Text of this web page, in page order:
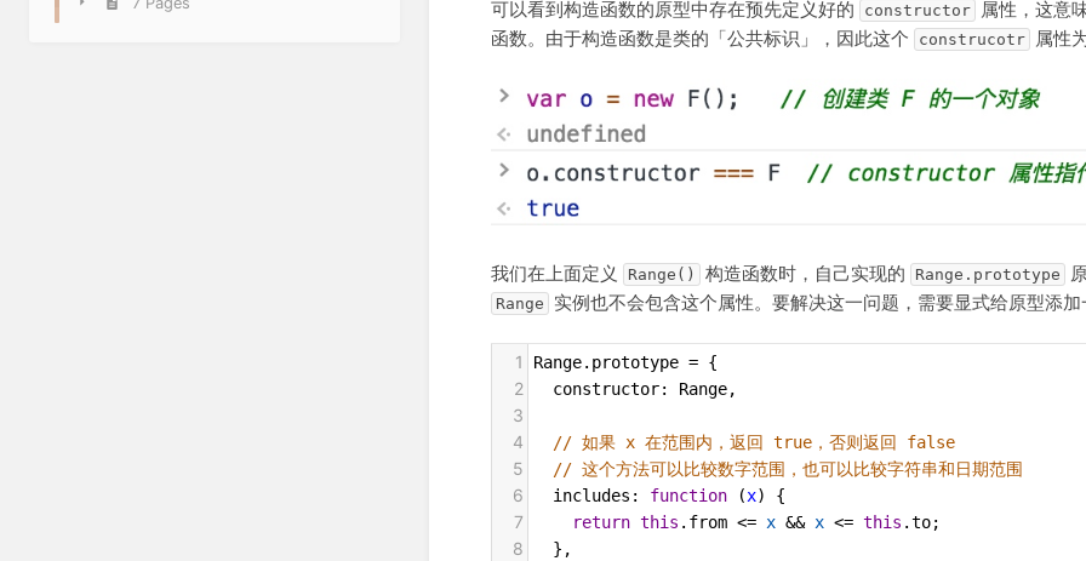
可以看到构造函数的原型中存在预先定义好的 constructor
属性，这意
函数。由于构造函数是类的「公共标识」，因此这个
construcotr 属性
我们在上面定义 Range() 构造函数时，自己实现的 Range.prototype
Range 实例也不会包含这个属性。要解决这一问题，需要显式给原型添
1 Range. prototype = {
2 constructor: Range,
3
4
// 如果 x 在范围内，返回 true，否则返回 false
5 // 这个方法可以比较数字范围，也可以比较字符串和日期范围
6 includes : function (x) {
7 return this . from <= x && x <= this .to;
8
  },